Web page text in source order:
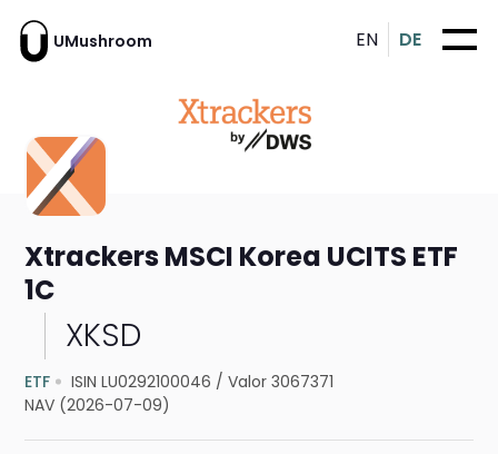
UMushroom EN DE
Xtrackers MSCI Korea UCITS ETF
1C
XKSD
ETF ISIN LU0292100046 /Valor 3067371
NAV (2026-07-09)